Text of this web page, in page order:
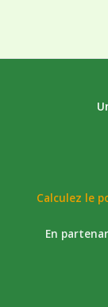
Calculez le
En